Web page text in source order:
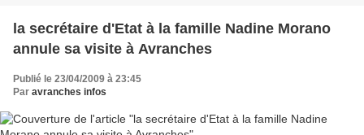
la secrétaire d'Etat à la famille Nadine Morano
annule sa visite à Avranches
Publié le 23/04/2009 à 23:45
Par avranches infos